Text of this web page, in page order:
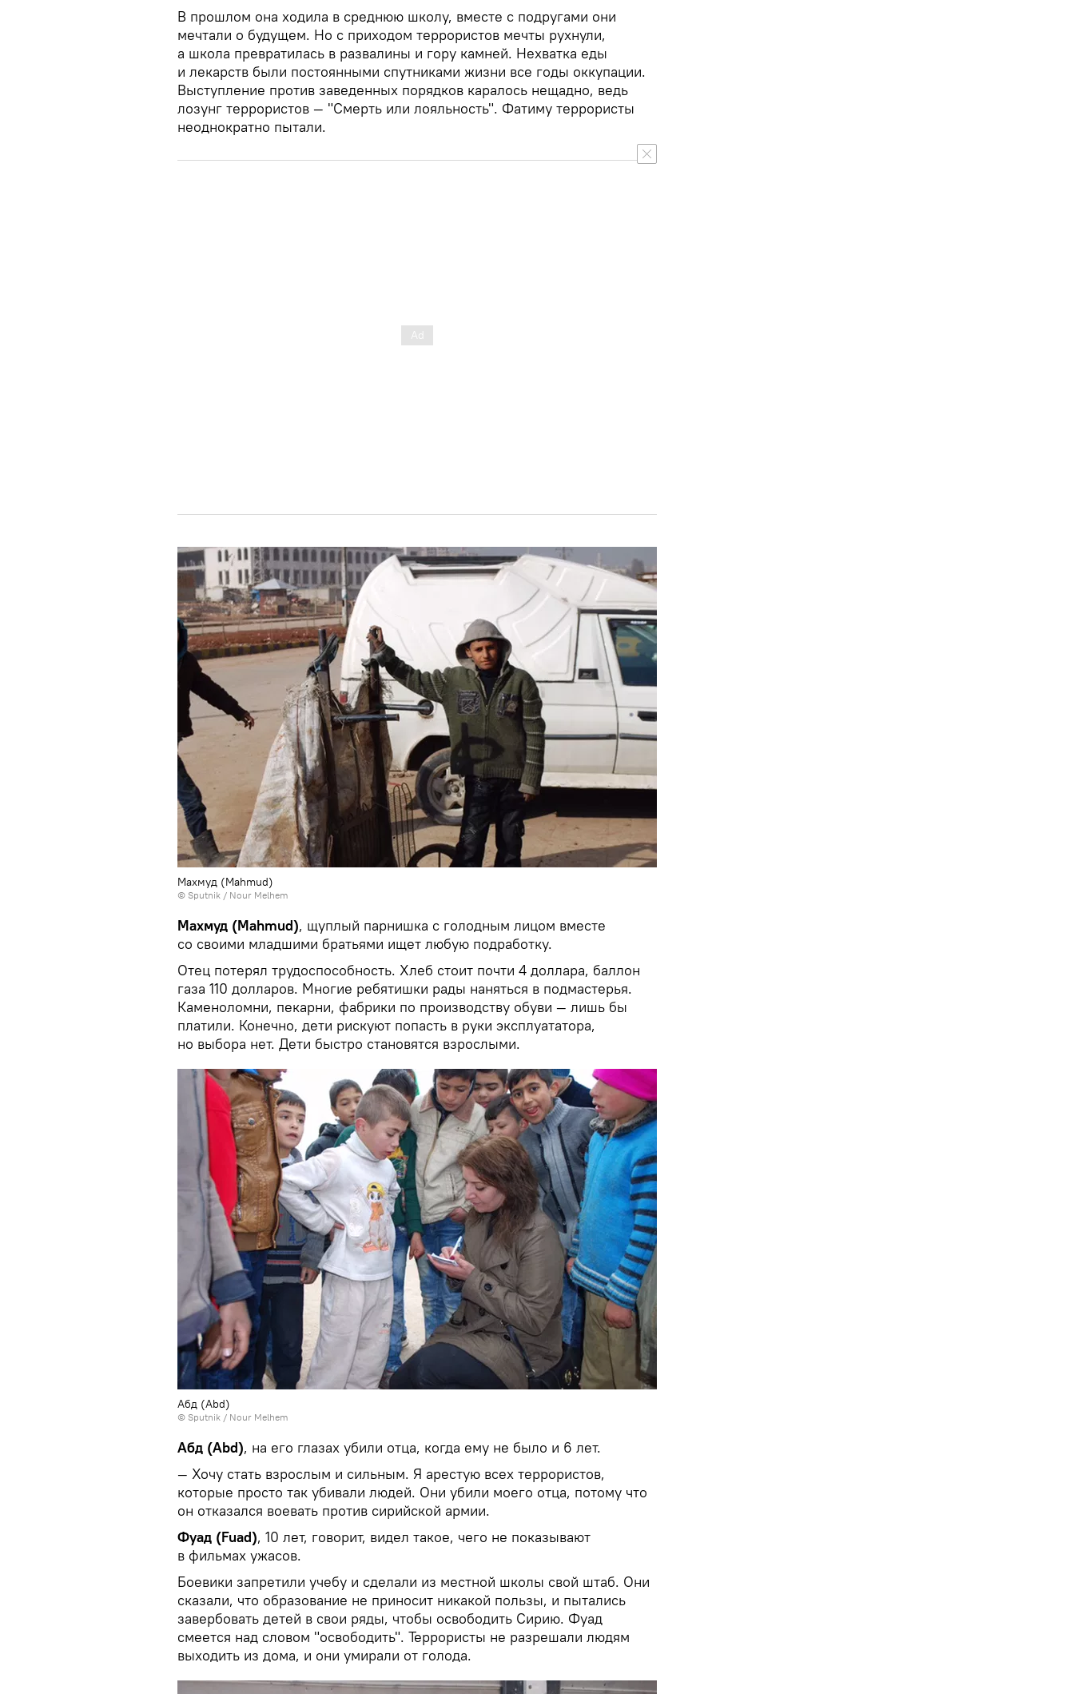
В прошлом она ходила в среднюю школу, вместе с подругами они
мечтали о будущем. Но с приходом террористов мечты рухнули,
а школа превратилась в развалины и гору камней. Нехватка еды
и лекарств были постоянными спутниками жизни все годы оккупации.
Выступление против заведенных порядков каралось нещадно, ведь
лозунг террористов — "Смерть или лояльность". Фатиму террористы
неоднократно пытали.
Махмуд (Mahmud)
© Sputnik / Nour Melhem
Махмуд (Mahmud), щуплый парнишка с голодным лицом вместе
со своими младшими братьями ищет любую подработку.
Отец потерял трудоспособность. Хлеб стоит почти 4 доллара, баллон
газа 110 долларов. Многие ребятишки рады наняться в подмастерья.
Каменоломни, пекарни, фабрики по производству обуви — лишь бы
платили. Конечно, дети рискуют попасть в руки эксплуататора,
но выбора нет. Дети быстро становятся взрослыми.
Абд (Abd)
© Sputnik / Nour Melhem
Абд (Abd), на его глазах убили отца, когда ему не было и 6 лет.
— Хочу стать взрослым и сильным. Я арестую всех террористов,
которые просто так убивали людей. Они убили моего отца, потому что
он отказался воевать против сирийской армии.
Фуад (Fuad), 10 лет, говорит, видел такое, чего не показывают
в фильмах ужасов.
Боевики запретили учебу и сделали из местной школы свой штаб. Они
сказали, что образование не приносит никакой пользы, и пытались
завербовать детей в свои ряды, чтобы освободить Сирию. Фуад
смеется над словом "освободить". Террористы не разрешали людям
выходить из дома, и они умирали от голода.